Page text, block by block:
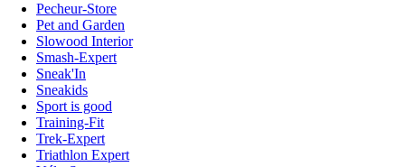
Pecheur-Store
Pet and Garden
Slowood Interior
Smash-Expert
Sneak'In
Sneakids
Sport is good
Training-Fit
Trek-Expert
Triathlon Expert